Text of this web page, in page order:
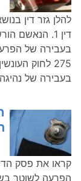
דין 1. הנאשם
בעבירה של
בעבירה של נהיגה
קראו את פסק